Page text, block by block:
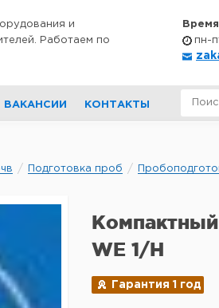
и
Работаем по
пн-
ВАКАНСИИ КОНТАКТЫ
Подготовка проб
WE 1/H
Гарантия 1 год